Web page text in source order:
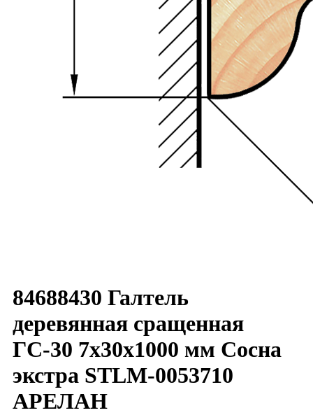
84688430 Галтель
деревянная сращенная
ГС-30 7х30х1000 мм Сосна
экстра STLM-0053710
АРЕЛАН